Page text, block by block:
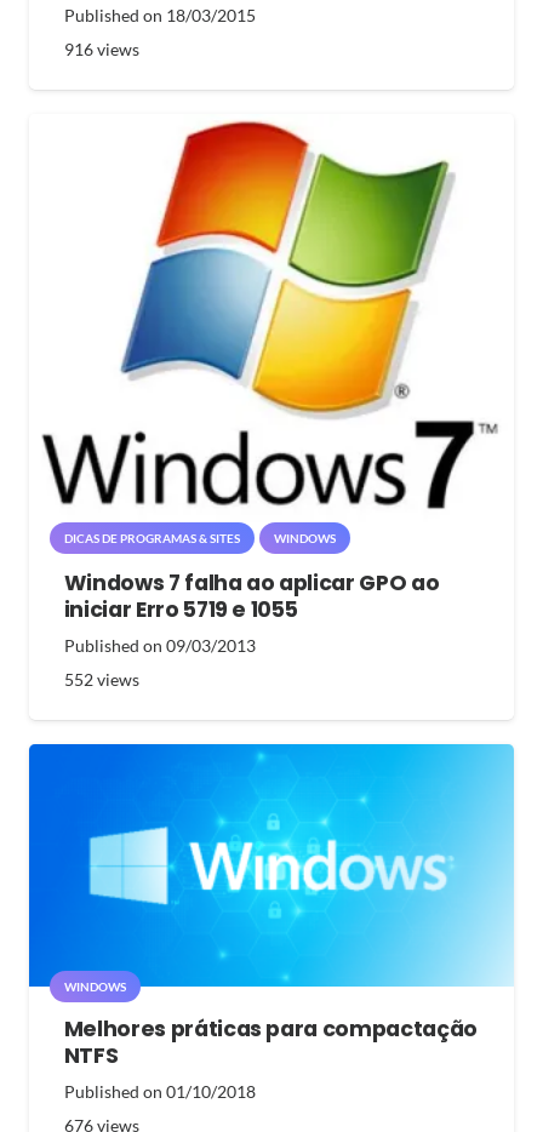
Published on 18/03/2015
916views
DICAS DE PROGRAMAS & SITES WINDOWS
Windows 7 falha ao aplicar GPO ao
iniciar Erro 5719 e 1055
Published on 09/03/2013
552views
WINDOWS
Melhores práticas para compactação
NTFS
Published on 01/10/2018
676views